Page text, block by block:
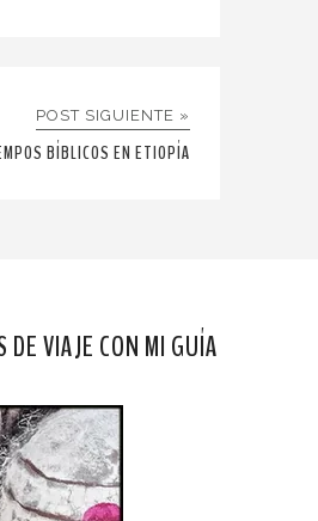
POST SIGUIENTE »
BÍBLICOS EN ETIOPÍA
DE VIAJE CON MI GUÍA